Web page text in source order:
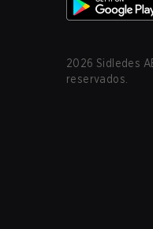
2026 Sidledes
reservados.